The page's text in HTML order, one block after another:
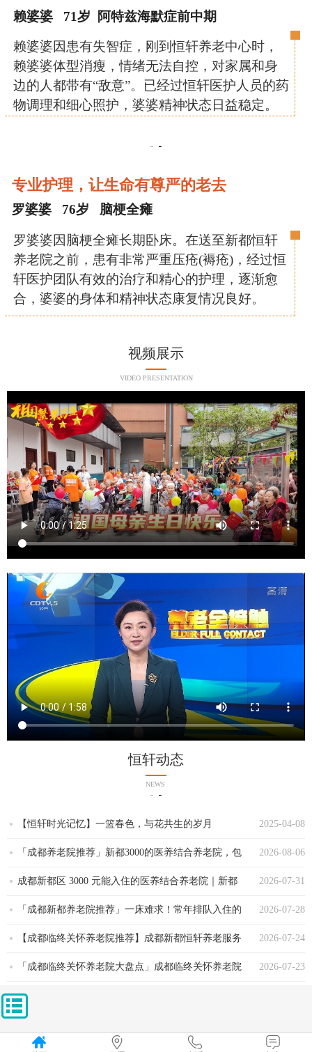
赖婆婆因患有失智症，刚到恒轩养老中心时，
赖婆婆体型消瘦，情绪无法自控，对家属和身
边的人都带有“敌意”。已经过恒轩医护人员的药
物调理和细心照护，婆婆精神状态日益稳定。
赖婆婆 71岁 阿特兹海默症前中期
罗婆婆因脑梗全瘫长期卧床。在送至新都恒轩
养老院之前，患有非常严重压疮(褥疮)，经过恒
轩医护团队有效的治疗和精心的护理，逐渐愈
合，婆婆的身体和精神状态康复情况良好。
专业护理，让生命有尊严的老去
罗婆婆 76岁 脑梗全瘫
视频展示
VIDEO PRESENTATION
恒轩动态
NEWS
2025-04-08
【恒轩时光记忆】一篮春色，与花共生的岁月
2026-08-06
「成都养老院推荐」新都3000的医养结合养老院，包
吃包住包服务，一文讲清全包包含哪些服务 2026-07-31
成都新都区 3000 元能入住的医养结合养老院｜新都
医养中心推荐 2026-07-28
「成都新都养老院推荐」一床难求！常年排队入住的
恒轩医养中心，全周期专业养老 2026-07-24
【成都临终关怀养老院推荐】成都新都恒轩养老服务
中心 2026-07-23
「成都临终关怀养老院大盘点」成都临终关怀养老院
有哪些？成都新都失能养老院一览表「2026年7月已更